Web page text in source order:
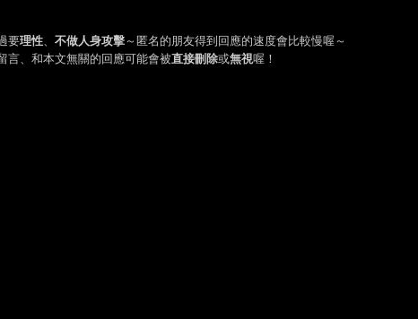
要理性、 不做人身攻擊～匿名的朋友得到回應的速度會比較慢喔～
言、和本文無關的回應可能會被直接刪除或無視喔！